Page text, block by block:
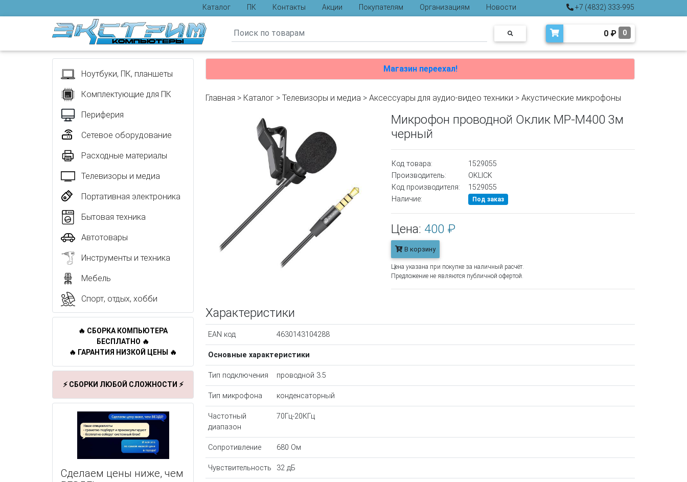
Каталог ПК Контакты Акции Покупателям Организациям
Новости
Отзывы
+7 (4832) 333-995
0 ₽ 0
Ноутбуки, ПК, планшеты
Комплектующие для ПК
Периферия
Сетевое оборудование
Расходные материалы
Телевизоры и медиа
Портативная электроника
Бытовая техника
Автотовары
Инструменты и техника
Мебель
Спорт, отдых, хобби
🔥 СБОРКА КОМПЬЮТЕРА
БЕСПЛАТНО 🔥
🔥 ГАРАНТИЯ НИЗКОЙ ЦЕНЫ 🔥
⚡ СБОРКИ ЛЮБОЙ СЛОЖНОСТИ ⚡
Сделаем цены ниже, чем
Магазин переехал!
Главная > Каталог > Телевизоры и медиа > Аксессуары для аудио-видео техники > Акустические микрофоны
Микрофон проводной Оклик MP-M400 3м
черный
Код товара:
1529055
Производитель:
OKLICK
Код производителя:
1529055
Наличие:
Под заказ
Цена: 400 ₽
В корзину
Цена указана при покупке за наличный расчёт.
Предложение не являются публичной офертой.
Характеристики
EAN код 4630143104288
Основные характеристики
Тип подключения проводной 3.5
Тип микрофона конденсаторный
Частотный
диапазон
70Гц-20КГц
Сопротивление 680 Ом
Чувствительность 32 дБ